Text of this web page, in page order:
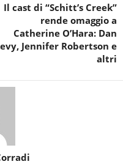
Il cast di “Schitt’s Creek”
rende omaggio a
Catherine O’Hara: Dan
Jennifer Robertson e
altri